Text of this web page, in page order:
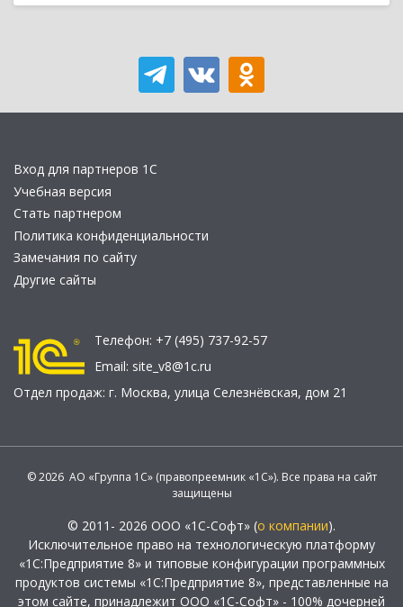
Вход для партнеров 1С
Учебная версия
Стать партнером
Политика конфиденциальности
Замечания по сайту
Другие сайты
Телефон: +7 (495) 737-92-57
Email: site_v8@1c.ru
Отдел продаж: г. Москва, улица Селезнёвская, дом 21
© 2026 АО «Группа 1С» (правопреемник «1С»). Все права на сайт
защищены
© 2011- 2026 ООО «1С-Софт» (о компании).
Исключительное право на технологическую платформу
«1С:Предприятие 8» и типовые конфигурации программных
продуктов системы «1С:Предприятие 8», представленные на
этом сайте, принадлежит ООО «1С-Софт» - 100% дочерней